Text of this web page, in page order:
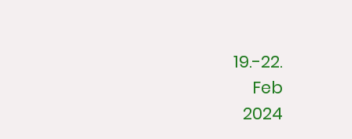
19.-22.
Feb
2024